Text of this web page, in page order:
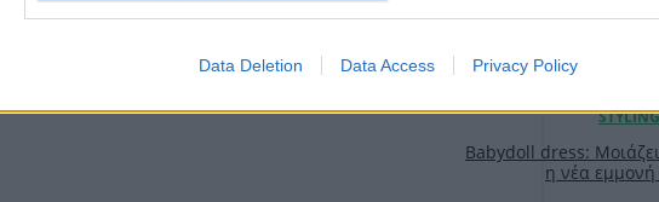
Data Deletion Data Access Privacy Policy
Babydoll dress:
η νέα